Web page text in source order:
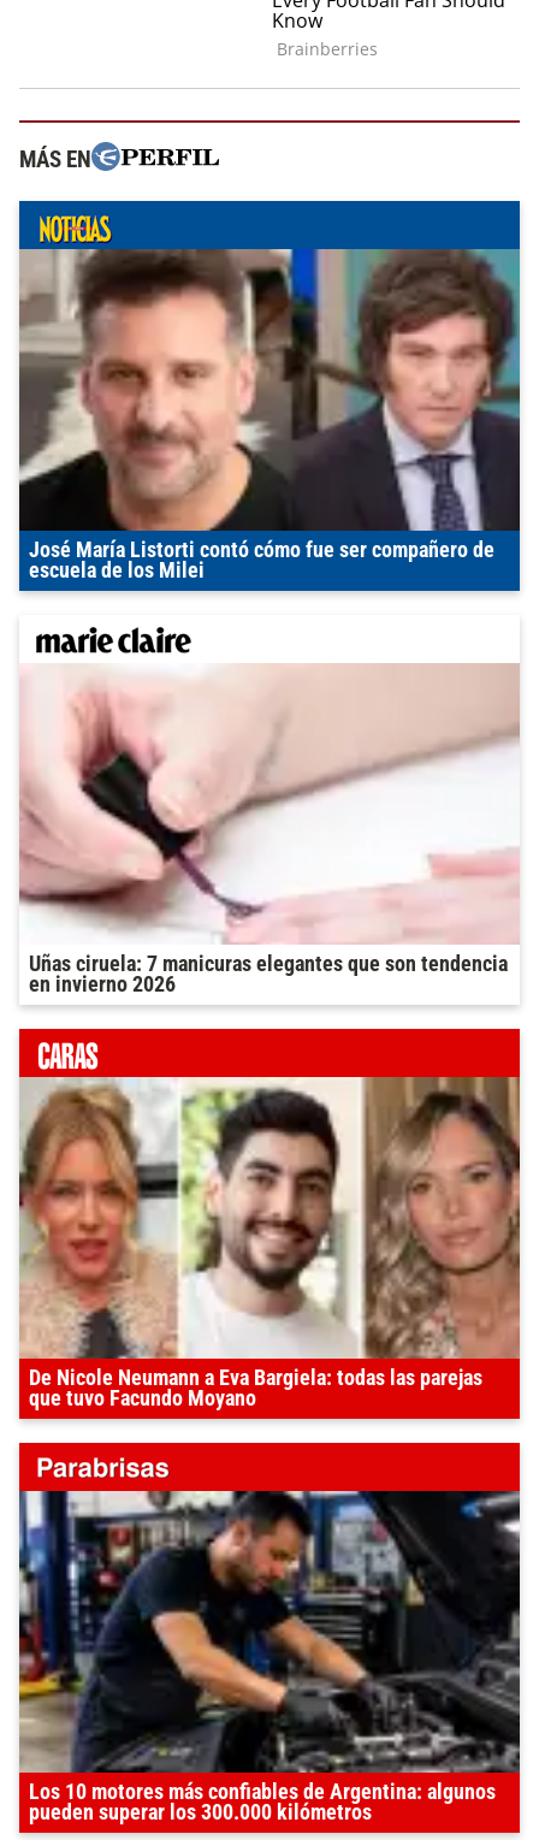
MÁS EN
José María Listorti contó cómo fue ser compañero de
escuela de los Milei
Uñas ciruela: 7 manicuras elegantes que son tendencia
en invierno 2026
De Nicole Neumann a Eva Bargiela: todas las parejas
que tuvo Facundo Moyano
Los 10 motores más confiables de Argentina: algunos
pueden superar los 300.000 kilómetros